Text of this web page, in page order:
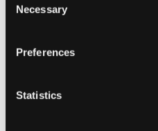
Selection
Necessary
Preferences
Statistics